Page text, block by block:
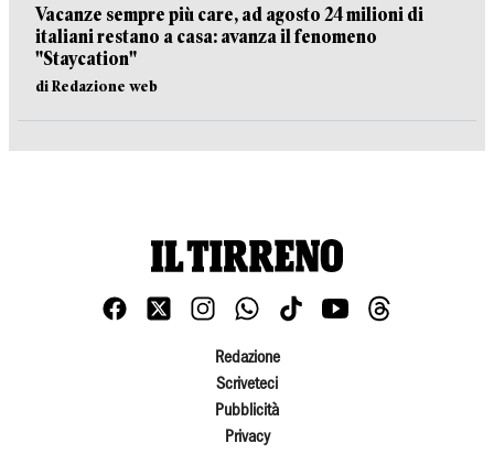
Vacanze sempre più care, ad agosto 24 milioni di
italiani restano a casa: avanza il fenomeno
"Staycation"
di Redazione web
Redazione
Scriveteci
Pubblicità
Privacy